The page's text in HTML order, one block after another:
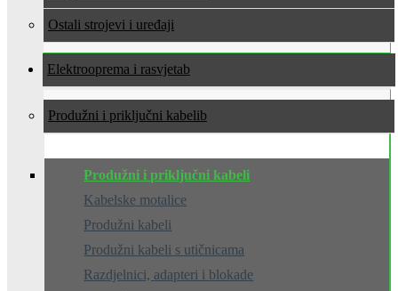
Ostali strojevi i uređaji
Elektrooprema i rasvjeta
Produžni i priključni kabeli
Produžni i priključni kabeli
Kabelske motalice
Produžni kabeli
Produžni kabeli s utičnicama
Razdjelnici, adapteri i blokade